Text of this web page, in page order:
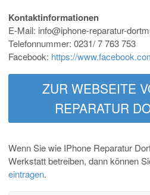
Kontaktinformationen
E-Mail: info@iphone-reparatur-
Telefonnummer: 0231/ 7 763 753
Facebook: https://
ZUR WEBSEITE
REPARATUR
Wenn Sie wie IPhone Reparatur
Werkstatt betreiben, dann können
eintragen.